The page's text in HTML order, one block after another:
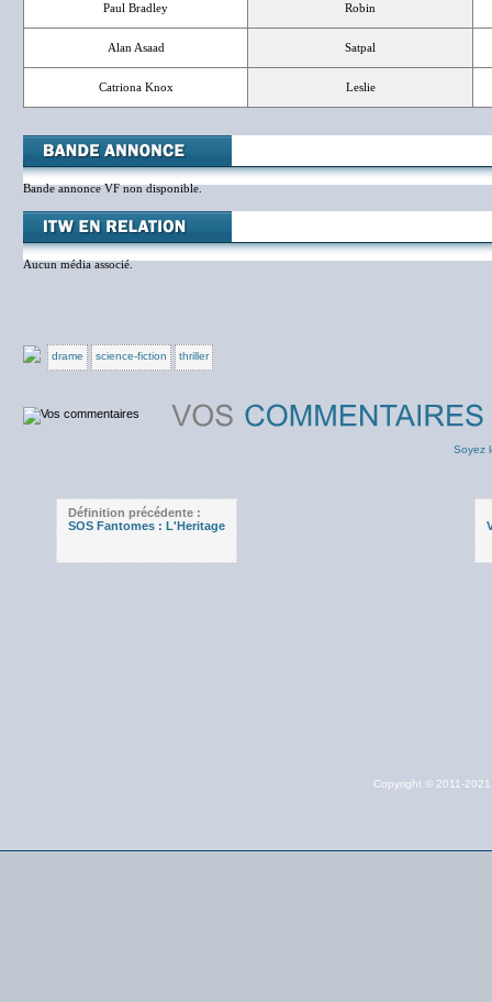
Paul Bradley Robin
Alan Asaad Satpal
Catriona Knox Leslie
Bande annonce VF non disponible.
Aucun média associé.
drame science-fiction thriller
Soyez
Définition précédente :
SOS Fantomes : L'Heritage
Copyright © 2011-